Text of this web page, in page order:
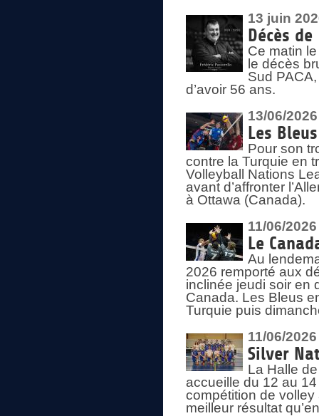
13 juin
Décès de
Ce matin
le décès
Sud
d’avoir 56 ans.
13/06/2026
Les
Pour son
contre la Turquie en
Volleyball Nations
avant d’affronter
à Ottawa (Canada).
11/06/2026
Le
Au
2026 remporté aux
inclinée jeudi soir en
Canada. Les Bleus
Turquie puis
11/06/2026
Silver
La Halle
accueille du 12 au
compétition de
meilleur résultat